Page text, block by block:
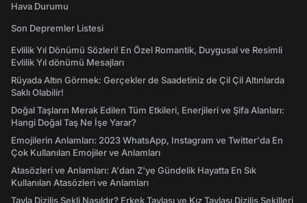
Hava Durumu
Son Depremler Listesi
Evlilik Yıl Dönümü Sözleri! En Özel Romantik, Duygusal ve Resimli
Evlilik Yıl dönümü Mesajları
Rüyada Altın Görmek: Gerçekler de Saadetiniz de Çil Çil Altınlarda
Saklı Olabilir!
Doğal Taşların Merak Edilen Tüm Etkileri, Enerjileri ve Şifa Alanları:
Hangi Doğal Taş Ne İşe Yarar?
Emojilerin Anlamları: 2023 WhatsApp, Instagram ve Twitter'da En
Çok Kullanılan Emojiler ve Anlamları
Atasözleri ve Anlamları: A'dan Z'ye Gündelik Hayatta En Sık
Kullanılan Atasözleri ve Anlamları
Tavla Diziliş Şekli Nasıldır? Erkek Tavlası ve Kız Tavlası Diziliş Şekilleri